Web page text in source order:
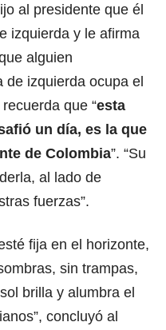
al presidente que él
izquierda y le afirma
alguien
de izquierda ocupa el
que “esta
un día, es la que
de Colombia”. “Su
al lado de
fuerzas”.
fija en el horizonte,
sin trampas,
brilla y alumbra el
concluyó al